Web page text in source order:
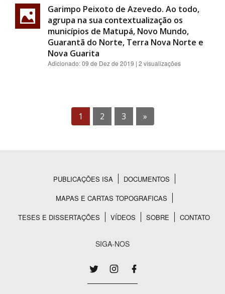
Garimpo Peixoto de Azevedo. Ao todo,
agrupa na sua contextualização os
municípios de Matupá, Novo Mundo,
Guarantã do Norte, Terra Nova Norte e
Nova Guarita
Adicionado:09 de Dez de 2019 | 2 visualizações
1 2 3 »
Rodapé
PUBLICAÇÕES ISA
DOCUMENTOS
MAPAS E CARTAS TOPOGRAFICAS
TESES E DISSERTAÇÕES
VÍDEOS SOBRE CONTATO
SIGA-NOS